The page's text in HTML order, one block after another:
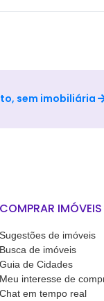
sem imobiliária
COMPRAR IMÓVEIS
Sugestões de imóveis
Busca de imóveis
Guia de Cidades
interesse de
Chat em tempo real